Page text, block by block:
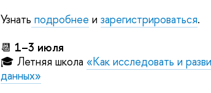
Узнать подробнее и зарегистрироваться.
📆 1–3 июля
🎓 Летняя школа «Как исследовать и
данных»